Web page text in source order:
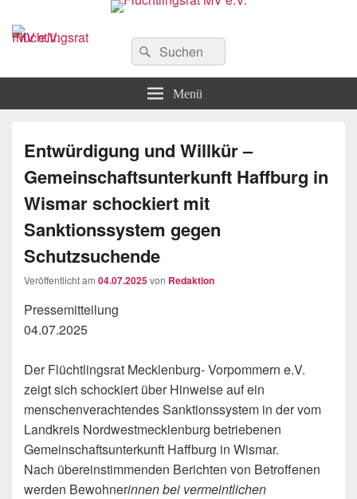
Flüchtlingsrat MV e.V.
Schwerin
Suchen
nach:
Suchen
Menü
Entwürdigung und Willkür –
Gemeinschaftsunterkunft Haffburg in
Wismar schockiert mit
Sanktionssystem gegen
Schutzsuchende
Veröffentlicht am 04.07.2025von Redaktion
Pressemitteilung
04.07.2025
Der Flüchtlingsrat Mecklenburg- Vorpommern e.V.
zeigt sich schockiert über Hinweise auf ein
menschenverachtendes Sanktionssystem in der vom
Landkreis Nordwestmecklenburg betriebenen
Gemeinschaftsunterkunft Haffburg in Wismar.
Nach übereinstimmenden Berichten von Betroffenen
werden Bewohnerinnen bei vermeintlichen